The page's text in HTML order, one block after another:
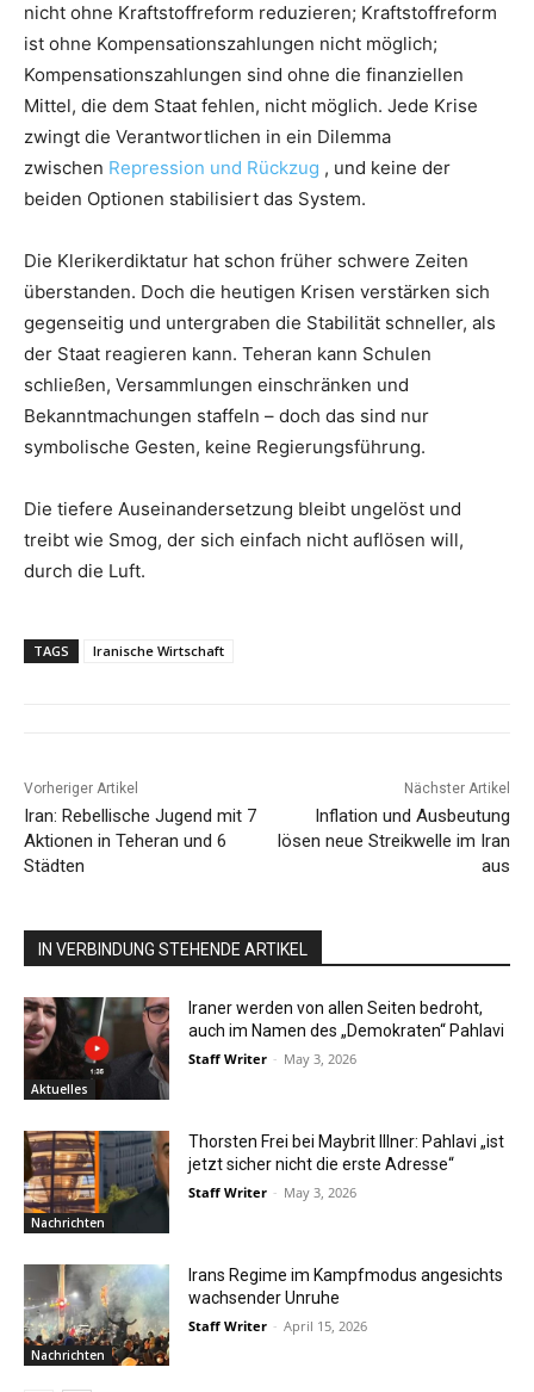
nicht ohne Kraftstoffreform reduzieren; Kraftstoffreform
ist ohne Kompensationszahlungen nicht möglich;
Kompensationszahlungen sind ohne die finanziellen
Mittel, die dem Staat fehlen, nicht möglich. Jede Krise
zwingt die Verantwortlichen in ein Dilemma
zwischen Repression und Rückzug , und keine der
beiden Optionen stabilisiert das System.
Die Klerikerdiktatur hat schon früher schwere Zeiten
überstanden. Doch die heutigen Krisen verstärken sich
gegenseitig und untergraben die Stabilität schneller, als
der Staat reagieren kann. Teheran kann Schulen
schließen, Versammlungen einschränken und
Bekanntmachungen staffeln – doch das sind nur
symbolische Gesten, keine Regierungsführung.
Die tiefere Auseinandersetzung bleibt ungelöst und
treibt wie Smog, der sich einfach nicht auflösen will,
durch die Luft.
TAGS Iranische Wirtschaft
Vorheriger Artikel
Iran: Rebellische Jugend mit 7
Aktionen in Teheran und 6
Städten
Nächster Artikel
Inflation und Ausbeutung
lösen neue Streikwelle im Iran
aus
IN VERBINDUNG STEHENDE ARTIKEL
Aktuelles
Iraner werden von allen Seiten bedroht,
auch im Namen des „Demokraten“ Pahlavi
Staff Writer - May 3, 2026
Nachrichten
Thorsten Frei bei Maybrit Illner: Pahlavi „ist
jetzt sicher nicht die erste Adresse“
Staff Writer - May 3, 2026
Nachrichten
Irans Regime im Kampfmodus angesichts
wachsender Unruhe
Staff Writer - April 15, 2026